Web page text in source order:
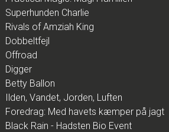
Superhunden Charlie
Rivals of Amziah King
Dobbeltfejl
Offroad
Digger
Betty Ballon
Ilden, Vandet, Jorden, Luften
Foredrag: Med havets kæmper på jagt
Black Rain - Hadsten Bio Event